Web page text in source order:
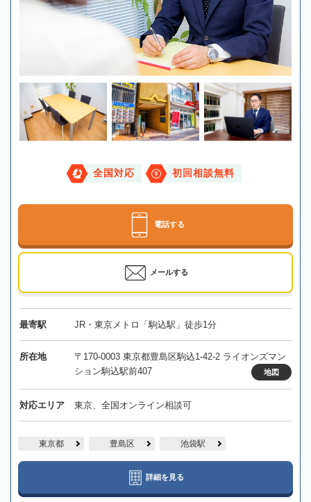
全国対応 初回相談無料
電話する
メールする
最寄駅 JR・東京メトロ「駒込駅」徒歩1分
所在地
〒170-0003 東京都豊島区駒込1-42-2 ライオンズマン
ション駒込駅前407
地図
対応エリア 東京、全国オンライン相談可
東京都 豊島区 池袋駅
詳細を見る